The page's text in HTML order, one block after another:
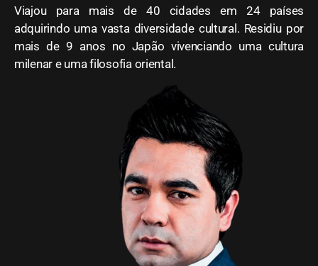
Viajou para mais de 40 cidades em 24 países
adquirindo uma vasta diversidade cultural. Residiu por
mais de 9 anos no Japão vivenciando uma cultura
milenar e uma filosofia oriental.